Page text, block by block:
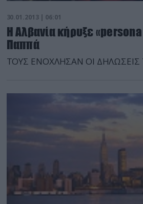
30.01.2013 | 06:01
Η Αλβανία κήρυξε
Παππά
TOΥΣ ΕΝΟΧΛΗΣΑΝ ΟΙ ΔΗΛΩΣΕΙΣ